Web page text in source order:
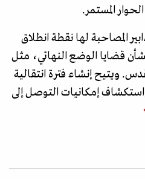
المستمر.
المصاحبة لها نقطة انطلاق
قضايا الوضع النهائي، مثل
ويتيح إنشاء فترة انتقالية
إمكانيات التوصل إلى